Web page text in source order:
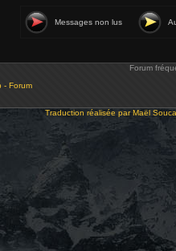
Messages non lus
Forum
- Forum
Traduction réalisée parMaël